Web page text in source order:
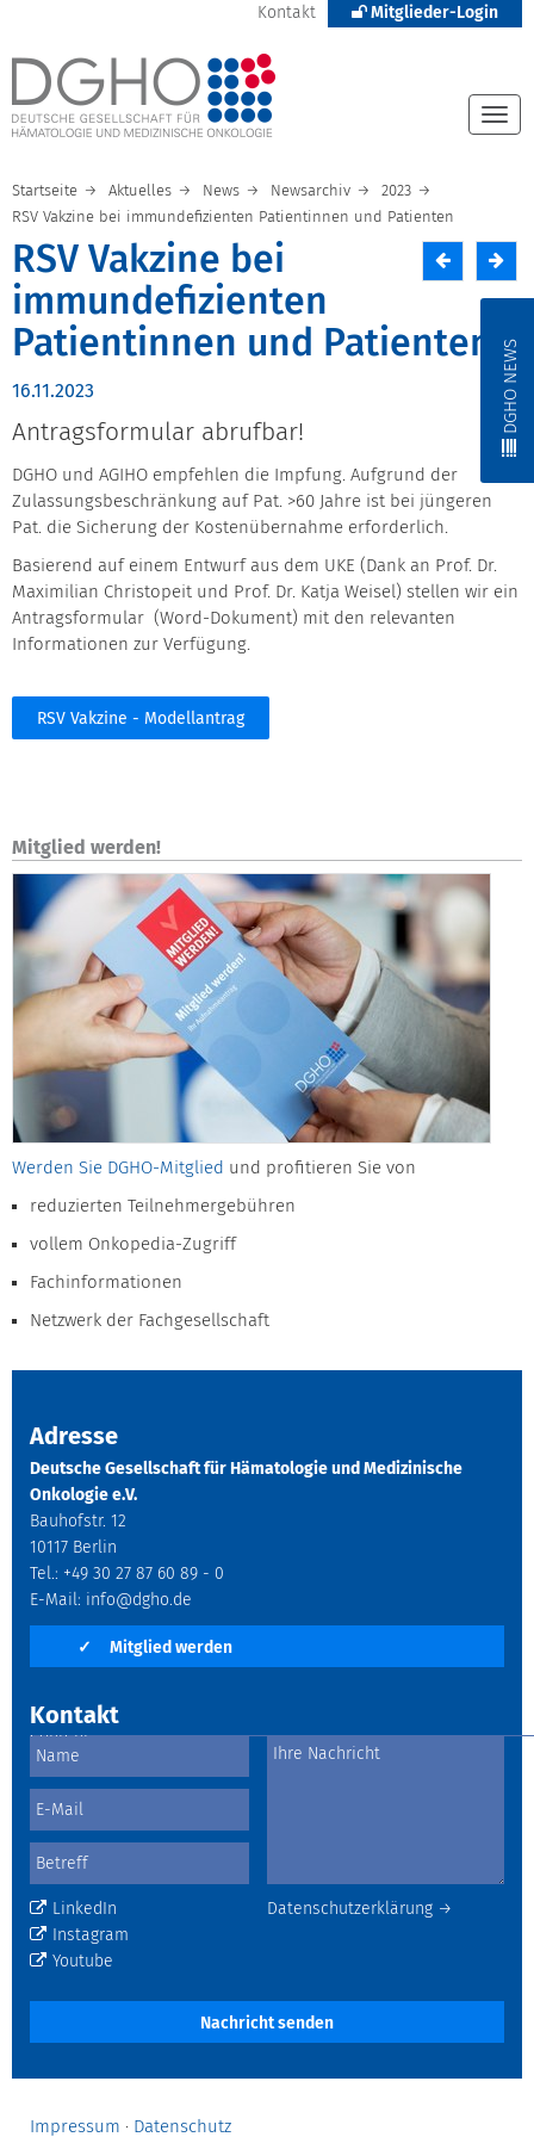
Kontakt Mitglieder-Login
DGHO NEWS
Startseite Aktuelles News Newsarchiv
2023
RSV Vakzine bei immundefizienten Patientinnen und Patienten
RSV Vakzine bei
immundefizienten
Patientinnen und Patienten
16.11.2023
Antragsformular abrufbar!
DGHO und AGIHO empfehlen die Impfung. Aufgrund der
Zulassungsbeschränkung auf Pat. >60 Jahre ist bei jüngeren
Pat. die Sicherung der Kostenübernahme erforderlich.
Basierend auf einem Entwurf aus dem UKE (Dank an Prof. Dr.
Maximilian Christopeit und Prof. Dr. Katja Weisel) stellen wir ein
Antragsformular (Word-Dokument) mit den relevanten
Informationen zur Verfügung.
RSV Vakzine - Modellantrag
Mitglied werden!
Werden Sie DGHO-Mitglied und profitieren Sie von
reduzierten Teilnehmergebühren
vollem Onkopedia-Zugriff
Fachinformationen
Netzwerk der Fachgesellschaft
Adresse
Deutsche Gesellschaft für Hämatologie und Medizinische
Onkologie e.V.
Bauhofstr. 12
10117 Berlin
Tel.: +49 30 27 87 60 89 - 0
E-Mail: info@dgho.de
✓ Mitglied werden
Kontakt
Datenschutzerklärung →
LinkedIn
Instagram
Youtube
Nachricht senden
Impressum · Datenschutz